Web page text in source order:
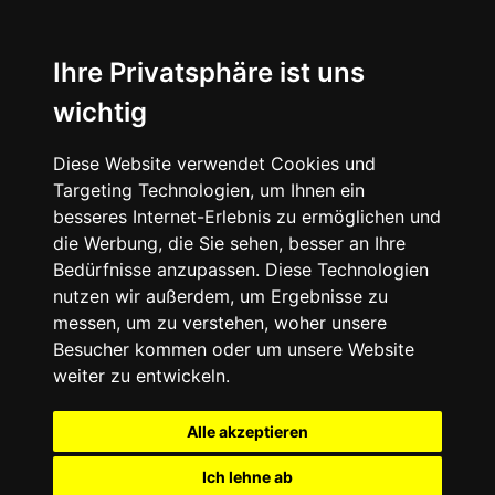
Ihre Privatsphäre ist uns
wichtig
Diese Website verwendet Cookies und
Targeting Technologien, um Ihnen ein
besseres Internet-Erlebnis zu ermöglichen und
die Werbung, die Sie sehen, besser an Ihre
Bedürfnisse anzupassen. Diese Technologien
nutzen wir außerdem, um Ergebnisse zu
messen, um zu verstehen, woher unsere
Besucher kommen oder um unsere Website
weiter zu entwickeln.
Alle akzeptieren
Ich lehne ab